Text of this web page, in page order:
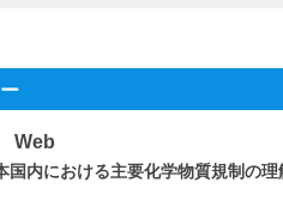
Web
国内における主要化学物質規制の